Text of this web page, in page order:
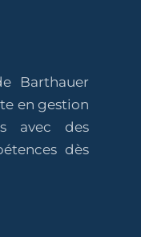
Barthauer
en gestion
avec des
dès